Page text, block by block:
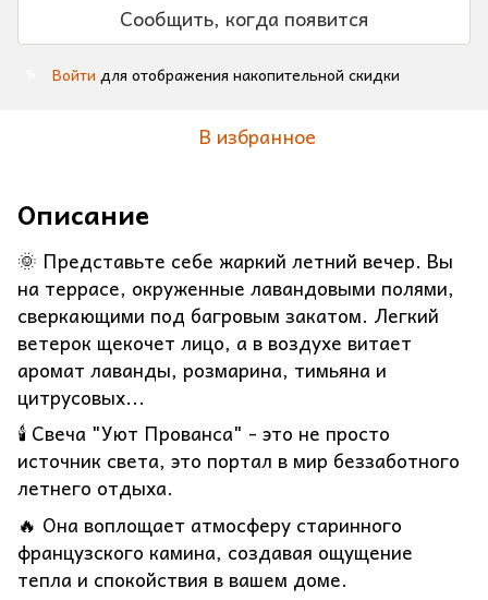
Сообщить, когда появится
Войти для отображения накопительной скидки
В избранное
Описание
🌞 Представьте себе жаркий летний вечер. Вы
на террасе, окруженные лавандовыми полями,
сверкающими под багровым закатом. Легкий
ветерок щекочет лицо, а в воздухе витает
аромат лаванды, розмарина, тимьяна и
цитрусовых...
🕯️ Свеча "Уют Прованса" - это не просто
источник света, это портал в мир беззаботного
летнего отдыха.
🔥 Она воплощает атмосферу старинного
французского камина, создавая ощущение
тепла и спокойствия в вашем доме.